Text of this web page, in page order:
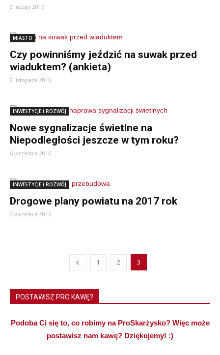
3 lutego 2017
MIASTO
Czy powinniśmy jeździć na suwak przed
wiaduktem? (ankieta)
2 listopada 2016
INWESTYCJE i ROZWÓJ
Nowe sygnalizacje świetlne na
Niepodległości jeszcze w tym roku?
6 września 2016
INWESTYCJE i ROZWÓJ
Drogowe plany powiatu na 2017 rok
2 września 2016
1 2 3
POSTAWISZ PRO KAWĘ?
Podoba Ci się to, co robimy na ProSkarżysko? Więc może
postawisz nam kawę? Dziękujemy! :)